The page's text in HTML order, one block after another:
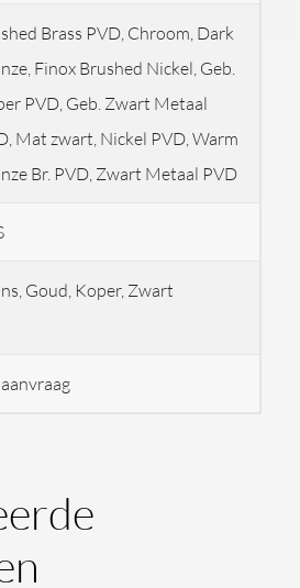
voor de 2-weg inbouwkraan.
van 1,5 meter met een
en wateraansluitpunt voor
voor een ontspannende
van comfort, veelzijdigheid en
in uw badkamer. De
past in zowel moderne als
en duurzame materialen
dat past bij elke badkamerstijl
Brass PVD, Chroom, Dark
Finox Brushed Nickel, Geb.
PVD, Geb. Zwart Metaal
Mat zwart, Nickel PVD, Warm
Br. PVD, Zwart Metaal PVD
Goud, Koper, Zwart